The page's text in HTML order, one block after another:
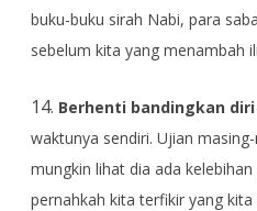
buku-buku sirah Nabi, para
sebelum kita yang menambah
14. Berhenti bandingkan diri
waktunya sendiri. Ujian
mungkin lihat dia ada
pernahkah kita terfikir yang